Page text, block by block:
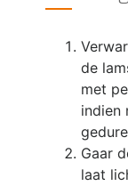
de
met
indien
Gaar
laat